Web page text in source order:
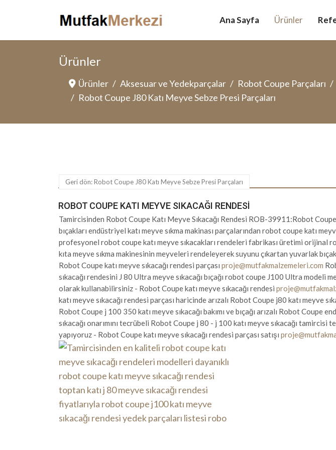
Ana Sayfa Ürünler
Ürünler
Ürünler Aksesuar ve Yedekparçalar Robot Coupe Parçaları
Robot Coupe J80 Katı Meyve Sebze Presi Parçaları
Geri dön: Robot Coupe J80 Katı Meyve Sebze Presi Parçaları
ROBOT COUPE KATI MEYVE SIKACAĞI RENDESI
Tamircisinden Robot Coupe Katı Meyve Sıkacağı Rendesi ROB-39911:Robot Coupe
bıçakları endüstriyel katı meyve sıkma makinası parçalarından robot coupe katı
profesyonel robot coupe katı meyve sıkacakları rendeleri fabrikası üretimi orijinal
kıta meyve sıkma makinesinin meyveleri rendeleyerek suyunu çıkartan yuvarlak
Robot Coupe katı meyve sıkacağı rendesi parçası proje@mutfakmalzemeleri.com
sıkacağı rendesini J 80 Ultra meyve sıkacağı bıçağı robot coupe J100 Ultra modeli
olarak kullanabilirsiniz - Robot Coupe katı meyve sıkacağı rendesi
katı meyve sıkacağı rendesi parçası haricinde arızalı Robot Coupe j80 katı meyve
Robot Coupe j 100 350 katı meyve sıkacağı bakımı ve bıçağı arızalı Robot Coupe
sıkacağı onarımını tecrübeli Robot Coupe j 80 - j 100 katı meyve sıkacağı tamircisi
yapıyoruz - Robot Coupe katı meyve sıkacağı rendesi parçası satışı